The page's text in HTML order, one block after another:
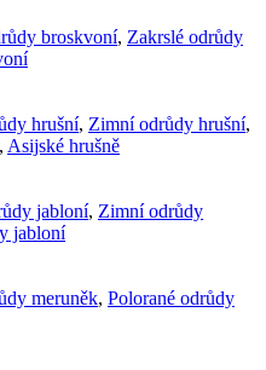
broskvoní, Zakrslé odrůdy
hrušní, Zimní odrůdy hrušní,
, Asijské hrušně
jabloní, Zimní odrůdy
jabloní
meruněk, Polorané odrůdy